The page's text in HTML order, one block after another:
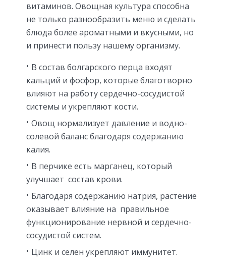
витаминов. Овощная культура способна
не только разнообразить меню и сделать
блюда более ароматными и вкусными, но
и принести пользу нашему организму.
В состав болгарского перца входят
кальций и фосфор, которые благотворно
влияют на работу сердечно-сосудистой
системы и укрепляют кости.
Овощ нормализует давление и водно-
солевой баланс благодаря содержанию
калия.
В перчике есть марганец, который
улучшает состав крови.
Благодаря содержанию натрия, растение
оказывает влияние на правильное
функционирование нервной и сердечно-
сосудистой систем.
Цинк и селен укрепляют иммунитет.